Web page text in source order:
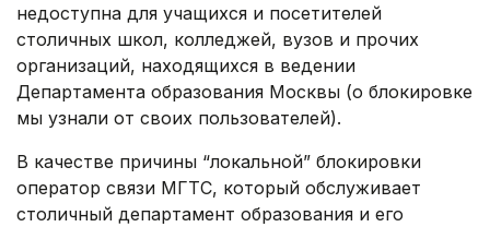
недоступна для учащихся и посетителей
столичных школ, колледжей, вузов и прочих
организаций, находящихся в ведении
Департамента образования Москвы (о блокировке
мы узнали от своих пользователей).
В качестве причины “локальной” блокировки
оператор связи МГТС, который обслуживает
столичный департамент образования и его